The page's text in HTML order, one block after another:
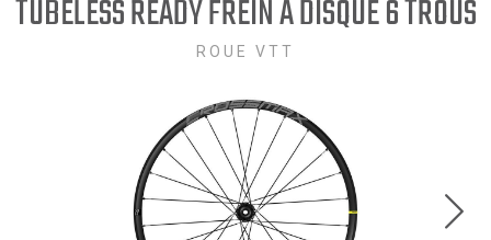
Accessoires
liste de vos produits et où se reflète le prix le plus
récent...
Continuer mes achats
TUBELESS READY FREIN À DISQUE 6 TROUS
ROUE VTT